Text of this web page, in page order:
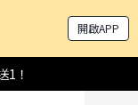
開啟APP
1！